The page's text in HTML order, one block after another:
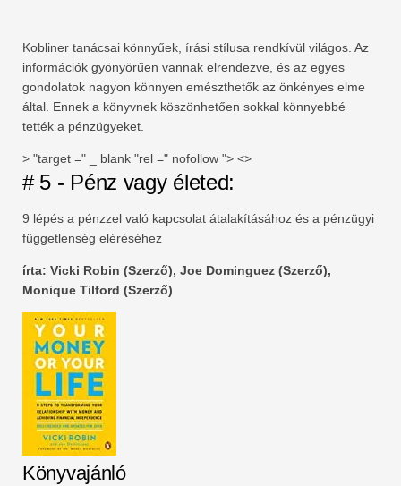
Kobliner tanácsai könnyűek, írási stílusa rendkívül világos. Az
információk gyönyörűen vannak elrendezve, és az egyes
gondolatok nagyon könnyen emészthetők az önkényes elme
által. Ennek a könyvnek köszönhetően sokkal könnyebbé
tették a pénzügyeket.
> "target =" _ blank "rel =" nofollow "> <>
# 5 - Pénz vagy életed:
9 lépés a pénzzel való kapcsolat átalakításához és a pénzügyi
függetlenség eléréséhez
írta: Vicki Robin (Szerző), Joe Dominguez (Szerző),
Monique Tilford (Szerző)
Könyvajánló